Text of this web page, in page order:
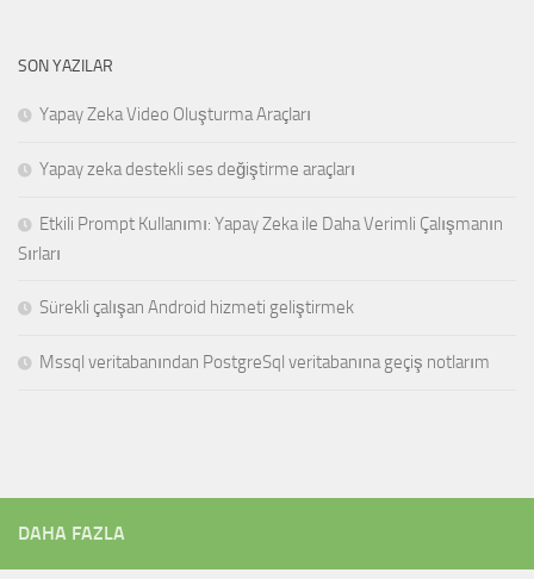
SON YAZILAR
Yapay Zeka Video Oluşturma Araçları
Yapay zeka destekli ses değiştirme araçları
Etkili Prompt Kullanımı: Yapay Zeka ile Daha Verimli Çalışmanın
Sırları
Sürekli çalışan Android hizmeti geliştirmek
Mssql veritabanından PostgreSql veritabanına geçiş notlarım
DAHA FAZLA